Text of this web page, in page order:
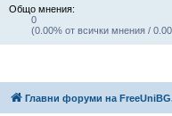
Общо мнения:
0
(0.00% от всички мнения /
Главни форуми на